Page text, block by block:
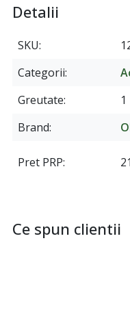
Detalii
SKU
Categorii
Greutate
Brand
Pret PRP 21
Ce spun clientii